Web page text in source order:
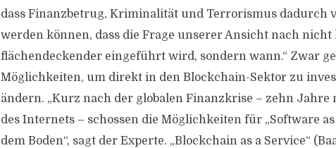
dass Finanzbetrug, Kriminalität und Terrorismus dadurch
werden können, dass die Frage unserer Ansicht nach nicht
flächendeckender eingeführt wird, sondern wann.“ Zwar
Möglichkeiten, um direkt in den Blockchain-Sektor zu
ändern. „Kurz nach der globalen Finanzkrise – zehn
des Internets – schossen die Möglichkeiten für „Software
dem Boden“, sagt der Experte. „Blockchain as a Service“